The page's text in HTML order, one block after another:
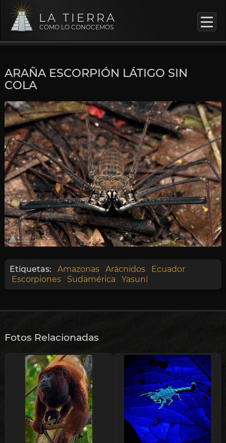
LA TIERRA
COMO LO CONOCEMOS
ARAÑA ESCORPIÓN LÁTIGO SIN
COLA
Etiquetas: Amazonas Arácnidos
Ecuador
Escorpiones
Sudamérica Yasuní
Fotos Relacionadas